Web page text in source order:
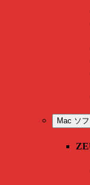
Mac ソフ